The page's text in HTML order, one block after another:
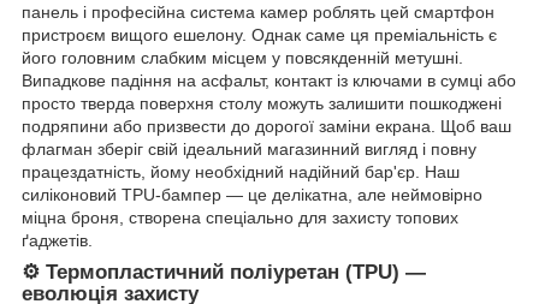
панель і професійна система камер роблять цей смартфон
пристроєм вищого ешелону. Однак саме ця преміальність є
його головним слабким місцем у повсякденній метушні.
Випадкове падіння на асфальт, контакт із ключами в сумці або
просто тверда поверхня столу можуть залишити пошкоджені
подряпини або призвести до дорогої заміни екрана. Щоб ваш
флагман зберіг свій ідеальний магазинний вигляд і повну
працездатність, йому необхідний надійний бар'єр. Наш
силіконовий TPU-бампер — це делікатна, але неймовірно
міцна броня, створена спеціально для захисту топових
ґаджетів.
⚙️ Термопластичний поліуретан (TPU) —
еволюція захисту